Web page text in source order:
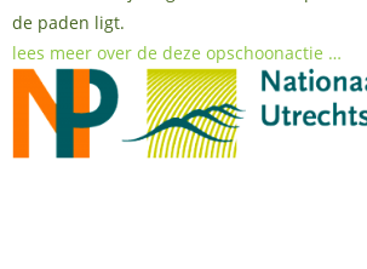
de paden ligt.
lees meer over de deze opschoonactie …